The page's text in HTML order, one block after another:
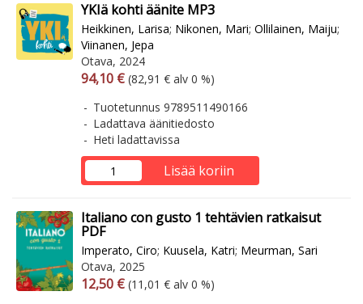
YKIä kohti äänite MP3
Heikkinen, Larisa; Nikonen, Mari; Ollilainen, Maiju;
Viinanen, Jepa
Otava, 2024
Arvonlisäverollinen hinta
94,10 € Arvonlisäveroton hinta
(82,91 € alv 0 %)
Tuotetunnus 9789511490166
Ladattava äänitiedosto
Heti ladattavissa
Lisää koriin
Italiano con gusto 1 tehtävien ratkaisut
PDF
Imperato, Ciro; Kuusela, Katri; Meurman, Sari
Otava, 2025
Arvonlisäverollinen hinta
12,50 € Arvonlisäveroton hinta
(11,01 € alv 0 %)